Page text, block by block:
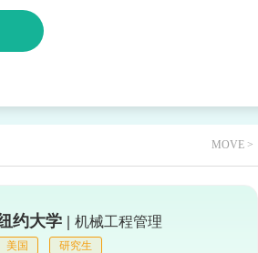
生的学术竞争力。
些特长可以为学生增色不少，提
MOVE >
约大学 | 机械工程管理
美国 研究生